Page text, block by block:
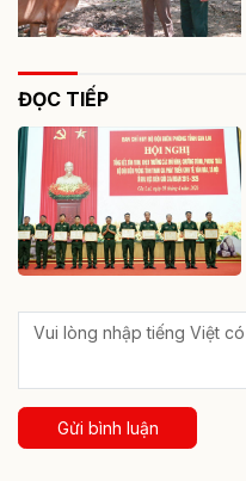
ĐỌC TIẾP
Gửi bình luận